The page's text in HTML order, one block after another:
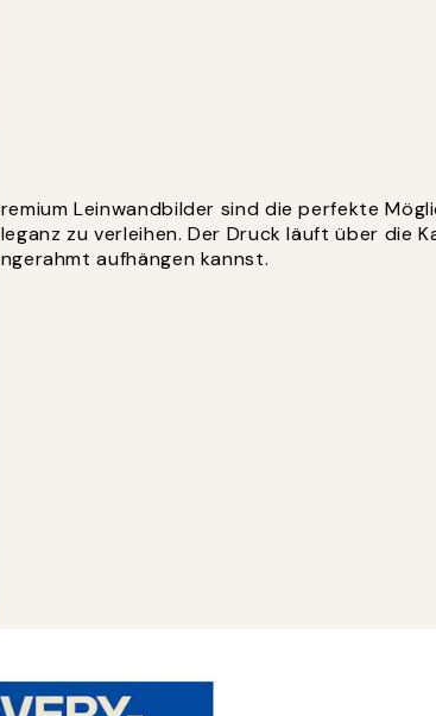
Leinwandbilder sind die perfekte
zu verleihen. Der Druck läuft über die
aufhängen kannst.